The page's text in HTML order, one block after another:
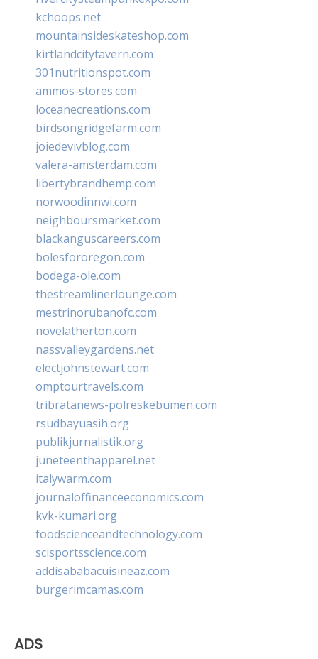
kchoops.net
mountainsideskateshop.com
kirtlandcitytavern.com
301nutritionspot.com
ammos-stores.com
loceanecreations.com
birdsongridgefarm.com
joiedevivblog.com
valera-amsterdam.com
libertybrandhemp.com
norwoodinnwi.com
neighboursmarket.com
blackanguscareers.com
bolesfororegon.com
bodega-ole.com
thestreamlinerlounge.com
mestrinorubanofc.com
novelatherton.com
nassvalleygardens.net
electjohnstewart.com
omptourtravels.com
tribratanews-polreskebumen.com
rsudbayuasih.org
publikjurnalistik.org
juneteenthapparel.net
italywarm.com
journaloffinanceeconomics.com
kvk-kumari.org
foodscienceandtechnology.com
scisportsscience.com
addisababacuisineaz.com
burgerimcamas.com
ADS